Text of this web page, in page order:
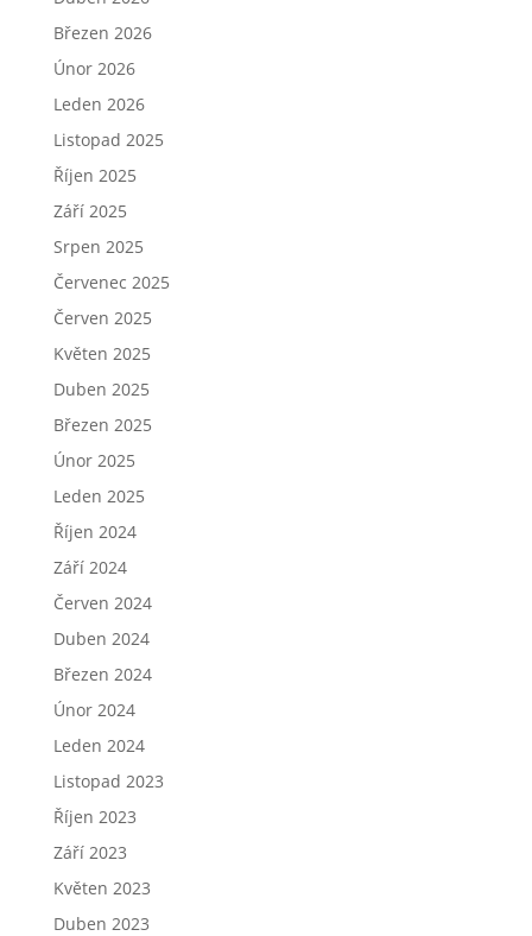
Březen 2026
Únor 2026
Leden 2026
Listopad 2025
Říjen 2025
Září 2025
Srpen 2025
Červenec 2025
Červen 2025
Květen 2025
Duben 2025
Březen 2025
Únor 2025
Leden 2025
Říjen 2024
Září 2024
Červen 2024
Duben 2024
Březen 2024
Únor 2024
Leden 2024
Listopad 2023
Říjen 2023
Září 2023
Květen 2023
Duben 2023